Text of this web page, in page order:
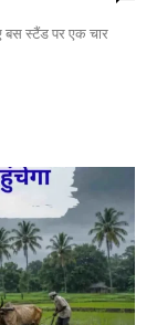
बस स्टैंड पर एक चार